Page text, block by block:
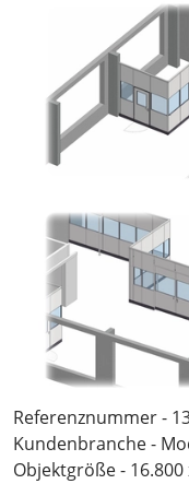
Referenznummer -
Kundenbranche -
Objektgröße - 16.800